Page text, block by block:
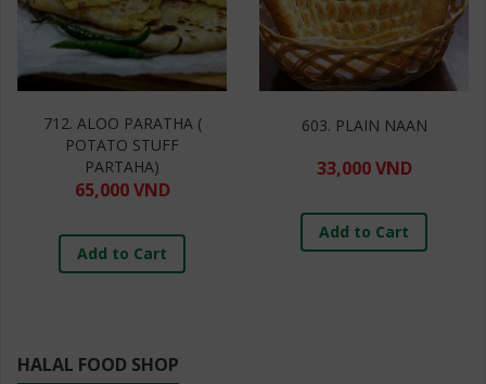
712. ALOO PARATHA (
POTATO STUFF
PARTAHA)
65,000 VND
Add to Cart
603. PLAIN NAAN
33,000 VND
Add to Cart
HALAL FOOD SHOP